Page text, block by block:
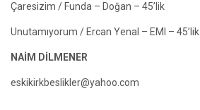
Çaresizim / Funda – Doğan – 45’lik
Unutamıyorum / Ercan Yenal – EMI – 45’lik
NAİM DİLMENER
eskikirkbeslikler@yahoo.com